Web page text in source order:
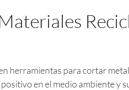
herramientas para cortar
en el medio ambiente y